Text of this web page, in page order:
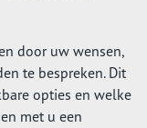
door uw wensen,
te bespreken. Dit
opties en welke
met u een